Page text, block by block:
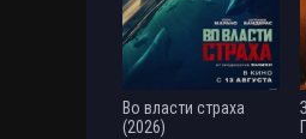
Во власти страха
(2026)